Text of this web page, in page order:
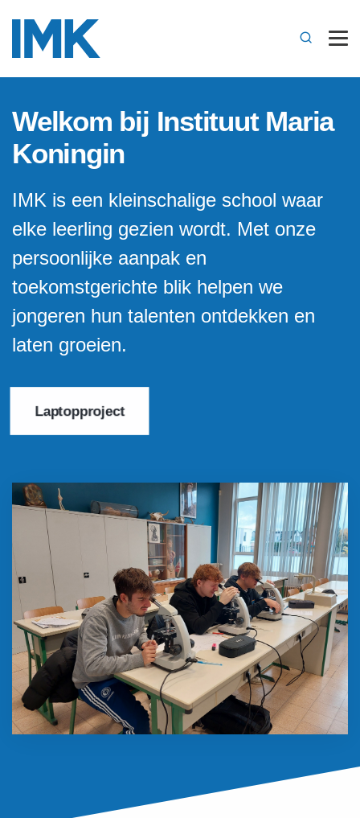
Welkom bij Instituut Maria
Koningin
IMK is een kleinschalige school waar
elke leerling gezien wordt. Met onze
persoonlijke aanpak en
toekomstgerichte blik helpen we
jongeren hun talenten ontdekken en
laten groeien.
Laptopproject